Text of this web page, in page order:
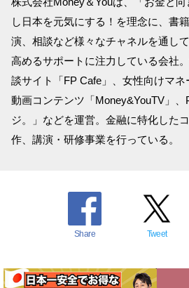
し日本を元気にする！を理念に、書
演、相談など様々なチャネルを通し
高めるサポートに注力している会社
談サイト「FP Cafe」、女性向けマネ
動画コンテンツ「Money&YouTV」
ジ。」などを運営。金融に特化した
作、講演・研修事業を行っている。
Share Tweet